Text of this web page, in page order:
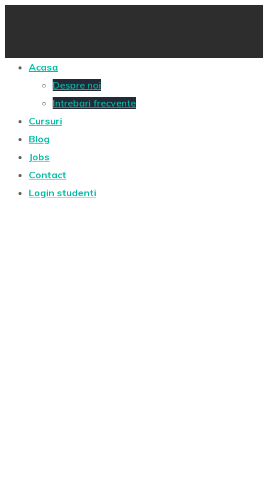
Acasa
Despre noi
Intrebari frecvente
Cursuri
Blog
Jobs
Contact
Login studenti